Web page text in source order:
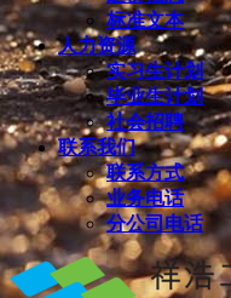
标准文本
人力资源
实习生计划
毕业生计划
社会招聘
联系我们
联系方式
业务电话
分公司电话